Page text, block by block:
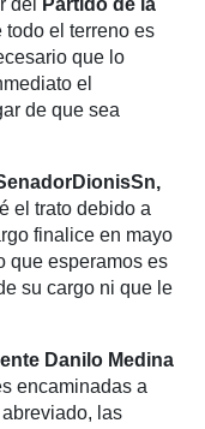
del
Partido de la
todo el terreno es
que lo
el
de que sea
el trato debido a
finalice en mayo
que esperamos es
su cargo ni que le
Danilo Medina
encaminadas a
las